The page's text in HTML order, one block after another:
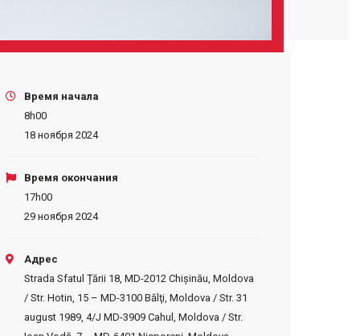
Время начала
8h00
18 ноября 2024
Время окончания
17h00
29 ноября 2024
Адрес
Strada Sfatul Țării 18, MD-2012 Chișinău, Moldova
/ Str. Hotin, 15 – MD-3100 Bălţi, Moldova / Str. 31
august 1989, 4/J MD-3909 Cahul, Moldova / Str.